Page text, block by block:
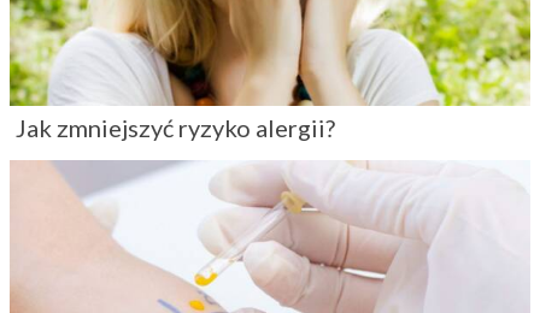
Jak zmniejszyć ryzyko alergii?